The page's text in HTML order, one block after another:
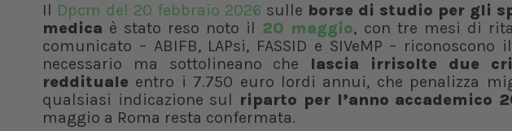
Il Dpcm del 20 febbraio 2026 sulle borse di studio per gli
medica è stato reso noto il 20 maggio, con tre mesi di
comunicato – ABIFB, LAPsi, FASSID e SIVeMP –
necessario ma sottolineano che lascia irrisolte due
reddituale entro i 7.750 euro lordi annui, che penalizza
qualsiasi indicazione sul riparto per l’anno accademico
maggio a Roma resta confermata.